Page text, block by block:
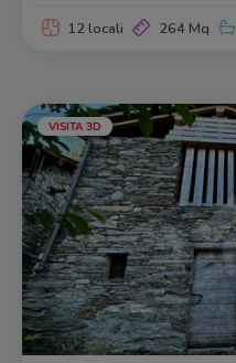
12 locali 264 Mq
VISITA 3D